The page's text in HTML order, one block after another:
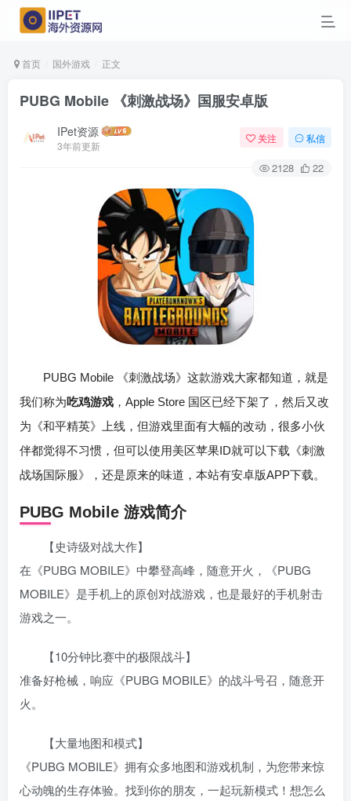
首页 国外游戏 正文
PUBG Mobile 《刺激战场》国服安卓版
IPet资源
3年前更新
关注 私信
2128 22
PUBG Mobile 《刺激战场》这款游戏大家都知道，就是
我们称为吃鸡游戏 ，Apple Store 国区已经下架了，然后又改
为《和平精英》上线，但游戏里面有大幅的改动，很多小伙
伴都觉得不习惯，但可以使用美区苹果ID就可以下载《刺激
战场国际服》，还是原来的味道，本站有安卓版APP下载。
PUBG Mobile 游戏简介
【史诗级对战大作】
在《PUBG MOBILE》中攀登高峰，随意开火，《PUBG
MOBILE》是手机上的原创对战游戏，也是最好的手机射击
游戏之一。
【10分钟比赛中的极限战斗】
准备好枪械，响应《PUBG MOBILE》的战斗号召，随意开
火。
【大量地图和模式】
《PUBG MOBILE》拥有众多地图和游戏机制，为您带来惊
心动魄的生存体验。找到你的朋友，一起玩新模式！想怎么